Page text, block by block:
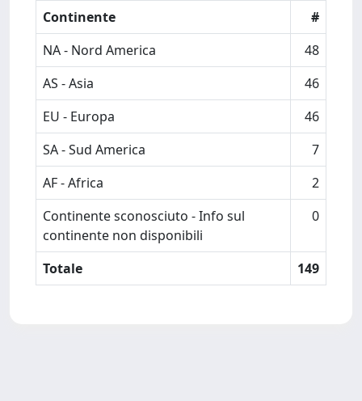
Continente
#
NA - Nord America
48
AS - Asia
46
EU - Europa
46
SA - Sud America
7
AF - Africa
2
Continente sconosciuto - Info sul
continente non disponibili
0
Totale 149